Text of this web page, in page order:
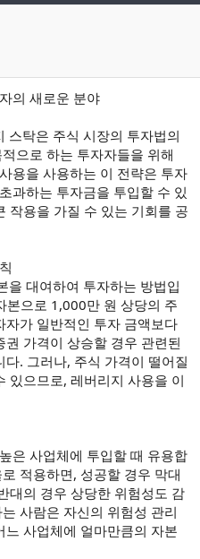
의 새로운 분야
스탁은 주식 시장의 투자법의
으로 하는 투자자들을 위해
용을 사용하는 이 전략은 투자
과하는 투자금을 투입할 수 있
작용을 가질 수 있는 기회를 공
을 대여하여 투자하는 방법입
본으로 1,000만 원 상당의 주
가 일반적인 투자 금액보다
가격이 상승할 경우 관련된
. 그러나, 주식 가격이 떨어질
있으므로, 레버리지 사용을 이
은 사업체에 투입할 때 유용합
적용하면, 성공할 경우 막대
대의 경우 상당한 위험성도 감
사람은 자신의 위험성 관리
사업체에 얼마만큼의 자본